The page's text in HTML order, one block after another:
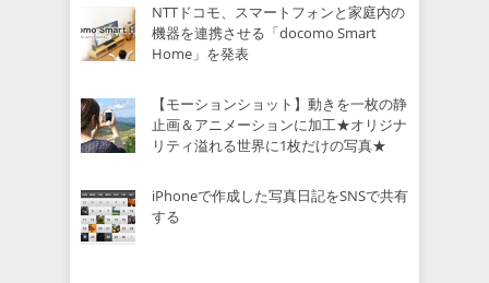
NTTドコモ、スマートフォンと家庭内の
機器を連携させる「docomo Smart
Home」を発表
【モーションショット】動きを一枚の静
止画＆アニメーションに加工★オリジナ
リティ溢れる世界に1枚だけの写真★
iPhoneで作成した写真日記をSNSで共有
する